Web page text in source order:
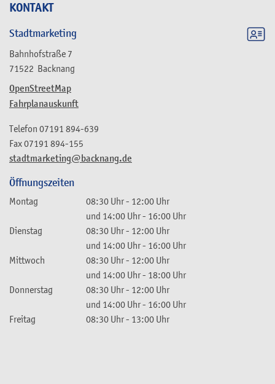
KONTAKT
Stadtmarketing
Bahnhofstraße 7
71522 Backnang
OpenStreetMap
Fahrplanauskunft
stadtmarketing@backnang.de
Telefon 07191 894-639
Fax07191 894-155
Öffnungszeiten
Montag 08:30 Uhr- 12:00 Uhr
und 14:00 Uhr- 16:00 Uhr
Dienstag
08:30 Uhr- 12:00 Uhr
und 14:00 Uhr- 16:00 Uhr
Mittwoch
08:30 Uhr- 12:00 Uhr
und 14:00 Uhr- 18:00 Uhr
Donnerstag
08:30 Uhr- 12:00 Uhr
und 14:00 Uhr- 16:00 Uhr
Freitag
08:30 Uhr- 13:00 Uhr